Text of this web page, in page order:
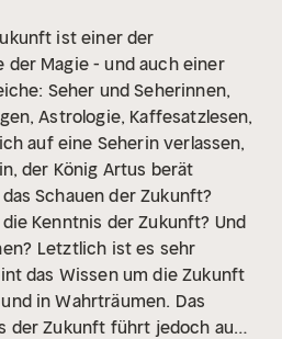
ist einer der
der Magie - und auch einer
Seher und Seherinnen,
Astrologie, Kaffesatzlesen,
auf eine Seherin verlassen,
der König Artus berät
Schauen der Zukunft?
Kenntnis der Zukunft? Und
Letztlich ist es sehr
das Wissen um die Zukunft
in Wahrträumen. Das
der Zukunft führt jedoch auch